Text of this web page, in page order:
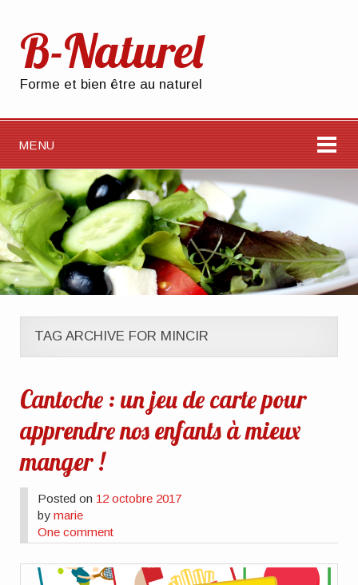
B-Naturel
Forme et bien être au naturel
MENU
TAG ARCHIVE FOR MINCIR
Cantoche : un jeu de carte pour
apprendre nos enfants à mieux
manger !
Posted on 12 octobre 2017
bymarie
One comment